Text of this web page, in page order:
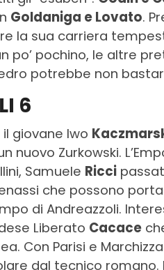
Goldaniga e Lovato.
la sua carriera
po’ pochino, le altre
potrebbe non
6
giovane Iwo
nuovo Zurkowski.
Samuele Ricci
che possono
di Andreazzoli.
Liberato Cacace
Con Parisi e
dal tecnico romano.